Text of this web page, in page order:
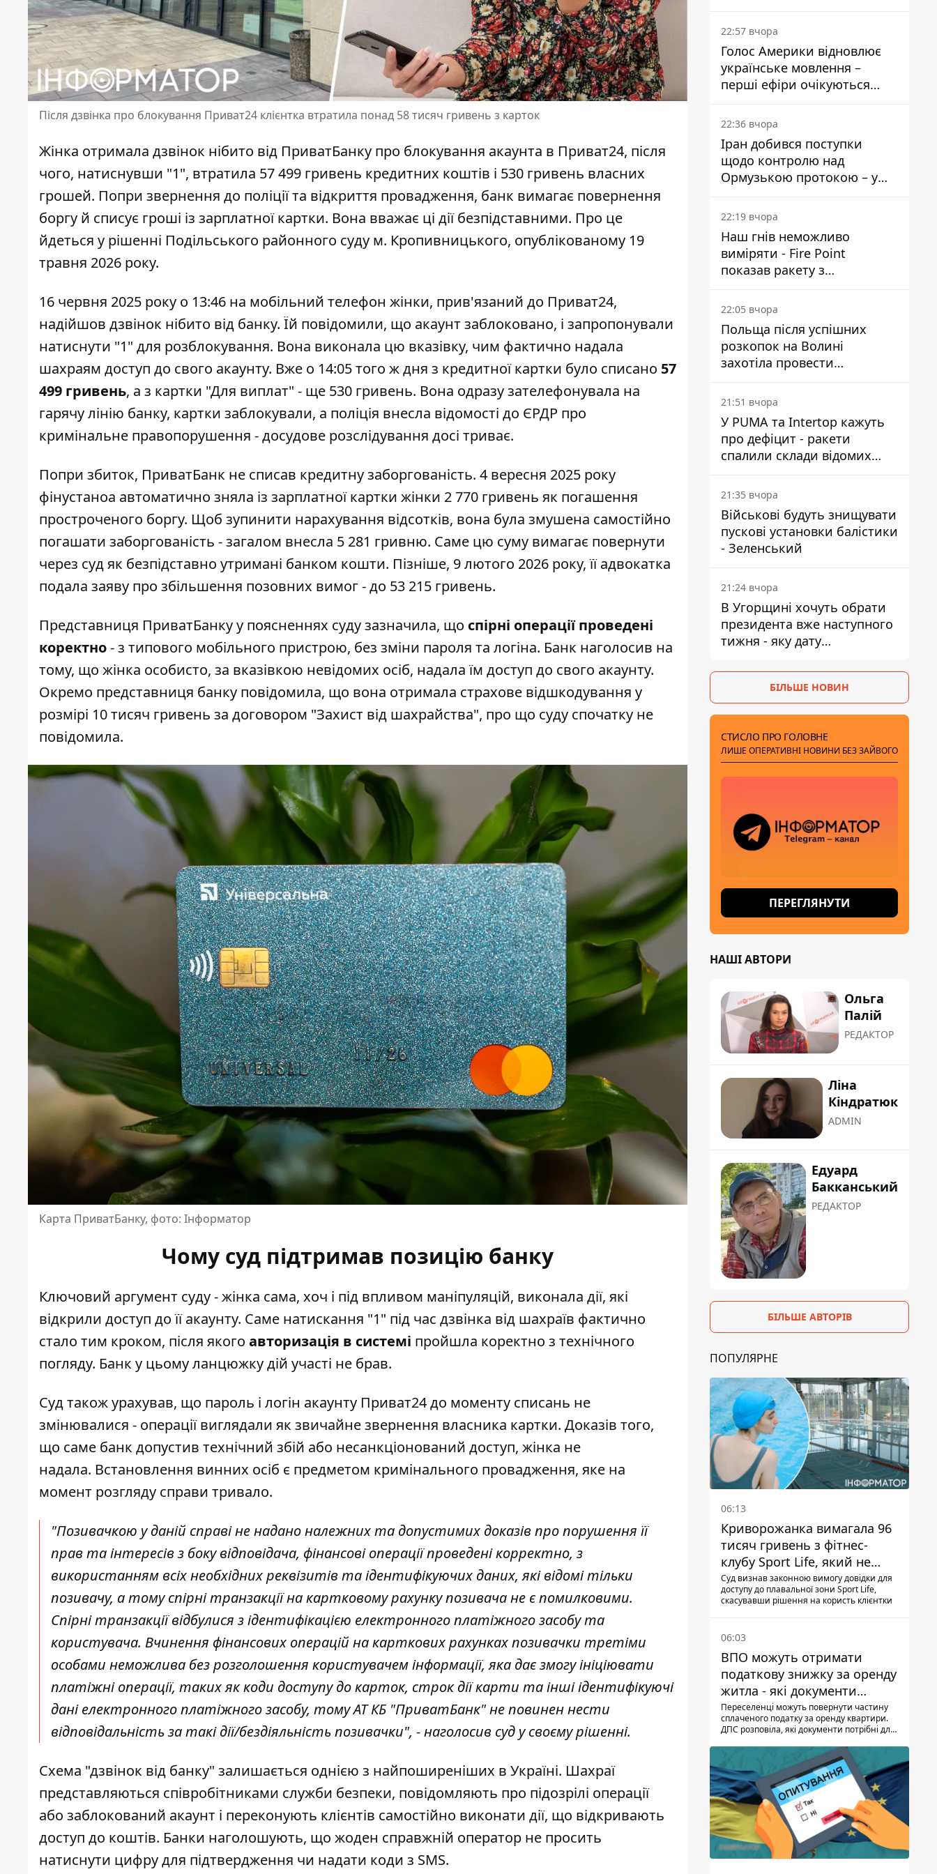
Після дзвінка про блокування Приват24 клієнтка втратила понад 58 тисяч гривень з карток
Жінка отримала дзвінок нібито від ПриватБанку про блокування акаунта в Приват24, після
чого, натиснувши "1", втратила 57 499 гривень кредитних коштів і 530 гривень власних
грошей. Попри звернення до поліції та відкриття провадження, банк вимагає повернення
боргу й списує гроші із зарплатної картки. Вона вважає ці дії безпідставними. Про це
йдеться у рішенні Подільського районного суду м. Кропивницького, опублікованому 19
травня 2026 року.
16 червня 2025 року о 13:46 на мобільний телефон жінки, прив'язаний до Приват24,
надійшов дзвінок нібито від банку. Їй повідомили, що акаунт заблоковано, і запропонували
натиснути "1" для розблокування. Вона виконала цю вказівку, чим фактично надала
шахраям доступ до свого акаунту. Вже о 14:05 того ж дня з кредитної картки було списано 57
499 гривень, а з картки "Для виплат" - ще 530 гривень. Вона одразу зателефонувала на
гарячу лінію банку, картки заблокували, а поліція внесла відомості до ЄРДР про
кримінальне правопорушення - досудове розслідування досі триває.
Попри збиток, ПриватБанк не списав кредитну заборгованість. 4 вересня 2025 року
фінустаноа автоматично зняла із зарплатної картки жінки 2 770 гривень як погашення
простроченого боргу. Щоб зупинити нарахування відсотків, вона була змушена самостійно
погашати заборгованість - загалом внесла 5 281 гривню. Саме цю суму вимагає повернути
через суд як безпідставно утримані банком кошти. Пізніше, 9 лютого 2026 року, її адвокатка
подала заяву про збільшення позовних вимог - до 53 215 гривень.
Представниця ПриватБанку у поясненнях суду зазначила, що спірні операції проведені
коректно- з типового мобільного пристрою, без зміни пароля та логіна. Банк наголосив на
тому, що жінка особисто, за вказівкою невідомих осіб, надала їм доступ до свого акаунту.
Окремо представниця банку повідомила, що вона отримала страхове відшкодування у
розмірі 10 тисяч гривень за договором "Захист від шахрайства", про що суду спочатку не
повідомила.
Карта ПриватБанку, фото: Інформатор
Чому суд підтримав позицію банку
Ключовий аргумент суду - жінка сама, хоч і під впливом маніпуляцій, виконала дії, які
відкрили доступ до її акаунту. Саме натискання "1" під час дзвінка від шахраїв фактично
стало тим кроком, після якого авторизація в системі пройшла коректно з технічного
погляду. Банк у цьому ланцюжку дій участі не брав.
Суд також урахував, що пароль і логін акаунту Приват24 до моменту списань не
змінювалися - операції виглядали як звичайне звернення власника картки. Доказів того,
що саме банк допустив технічний збій або несанкціонований доступ, жінка не
надала. Встановлення винних осіб є предметом кримінального провадження, яке на
момент розгляду справи тривало.
"Позивачкою у даній справі не надано належних та допустимих доказів про порушення її
прав та інтересів з боку відповідача, фінансові операції проведені корректно, з
використанням всіх необхідних реквізитів та ідентифікуючих даних, які відомі тільки
позивачу, а тому спірні транзакції на картковому рахунку позивача не є помилковими.
Спірні транзакції відбулися з ідентифікацією електронного платіжного засобу та
користувача. Вчинення фінансових операцій на карткових рахунках позивачки третіми
особами неможлива без розголошення користувачем інформації, яка дає змогу ініціювати
платіжні операції, таких як коди доступу до карток, строк дії карти та інші ідентифікуючі
дані електронного платіжного засобу, тому АТ КБ "ПриватБанк" не повинен нести
відповідальність за такі дії/бездіяльність позивачки", - наголосив суд у своєму рішенні.
Схема "дзвінок від банку" залишається однією з найпоширеніших в Україні. Шахраї
представляються співробітниками служби безпеки, повідомляють про підозрілі операції
або заблокований акаунт і переконують клієнтів самостійно виконати дії, що відкривають
доступ до коштів. Банки наголошують, що жоден справжній оператор не просить
натиснути цифру для підтвердження чи надати коди з SMS.
22:57 вчора
Голос Америки відновлює
українське мовлення –
перші ефіри очікуються
наступного тижня
22:36 вчора
Іран добився поступки
щодо контролю над
Ормузькою протокою – у
Reuters розкрили деталі
22:19 вчора
Наш гнів неможливо
виміряти - Fire Point
показав ракету з
загадковою позначкою 723
22:05 вчора
Польща після успішних
розкопок на Волині
захотіла провести
ексгумацію у нових місцях
21:51 вчора
У PUMA та Intertop кажуть
про дефіцит - ракети
спалили склади відомих
брендів
21:35 вчора
Військові будуть знищувати
пускові установки балістики
- Зеленський
21:24 вчора
В Угорщині хочуть обрати
президента вже наступного
тижня - яку дату
БІЛЬШЕ НОВИН
СТИСЛО ПРО ГОЛОВНЕ
ЛИШЕ ОПЕРАТИВНІ НОВИНИ БЕЗ ЗАЙВОГО
ПЕРЕГЛЯНУТИ
НАШІ АВТОРИ
Ольга
Палій
РЕДАКТОР
Ліна
Кіндратюк
ADMIN
Едуард
Бакканський
РЕДАКТОР
БІЛЬШЕ АВТОРІВ
ПОПУЛЯРНЕ
06:13
Криворожанка вимагала 96
тисяч гривень з фітнес-
клубу Sport Life, який не
пускав її до басейну без
медичної довідки - рішення
Суд визнав законною вимогу довідки для
доступу до плавальної зони Sport Life,
скасувавши рішення на користь клієнтки
06:03
ВПО можуть отримати
податкову знижку за оренду
житла - які документи
подати
Переселенці можуть повернути частину
сплаченого податку за оренду квартири.
ДПС розповіла, які документи потрібні для